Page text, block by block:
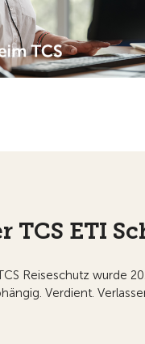
TCS ETI
Reiseschutz wurde
Verdient.